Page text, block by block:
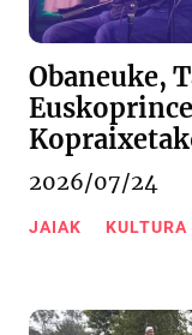
Obaneuke,
2026/07/24
JAIAK KULTURA